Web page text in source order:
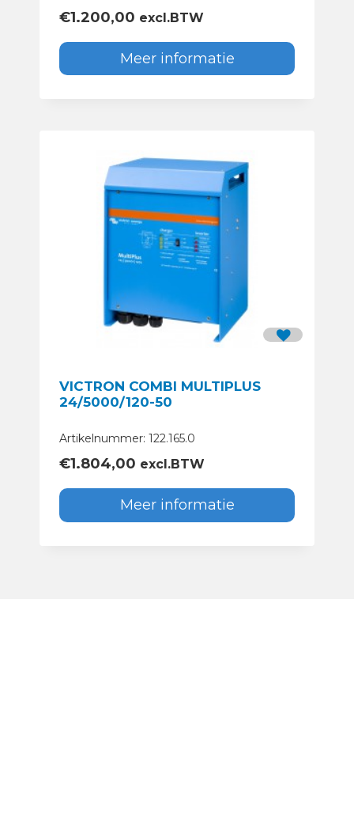
€1.200,00 excl.BTW
Meer informatie
VICTRON COMBI MULTIPLUS
24/5000/120-50
Artikelnummer: 122.165.0
€1.804,00 excl.BTW
Meer informatie